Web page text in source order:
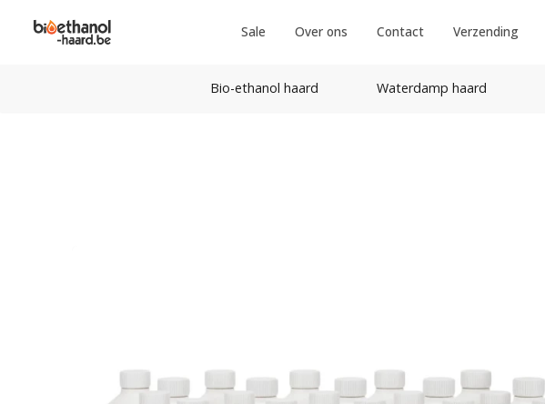
Sale Over ons Contact Verzending
Bio-ethanol haard Waterdamp haard